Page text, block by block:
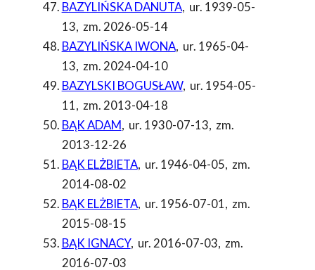
BAZYLIŃSKA DANUTA, ur. 1939-05-
13, zm. 2026-05-14
BAZYLIŃSKA IWONA, ur. 1965-04-
13, zm. 2024-04-10
BAZYLSKI BOGUSŁAW, ur. 1954-05-
11, zm. 2013-04-18
BĄK ADAM, ur. 1930-07-13, zm.
2013-12-26
BĄK ELŻBIETA, ur. 1946-04-05, zm.
2014-08-02
BĄK ELŻBIETA, ur. 1956-07-01, zm.
2015-08-15
BĄK IGNACY, ur. 2016-07-03, zm.
2016-07-03